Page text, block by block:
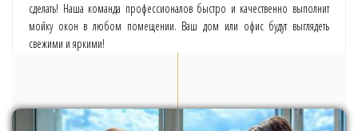
сделать! Наша команда профессионалов быстро и качественно выполнит
мойку окон в любом помещении. Ваш дом или офис будут выглядеть
свежими и яркими!